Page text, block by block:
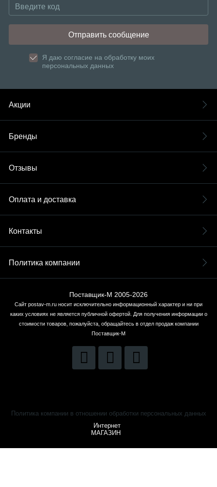
Отправить сообщение
Я даю согласие на обработку моих
персональных данных
Акции
Бренды
Отзывы
Оплата и доставка
Контакты
Политика компании
Поставщик-М 2005-2026
Сайт postav-m.ru носит исключительно информационный характер и ни при
каких условиях не является публичной офертой. Для получения информации о
стоимости товаров, пожалуйста, обращайтесь в отдел продаж компании
Поставщик-М
Политика компании в отношении обработки персональных данных
Интернет
МАГАЗИН